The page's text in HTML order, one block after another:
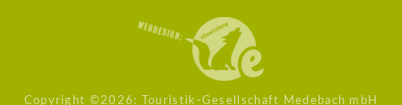
Copyright ©2026: Touristik-Gesellschaft Medebach mbH